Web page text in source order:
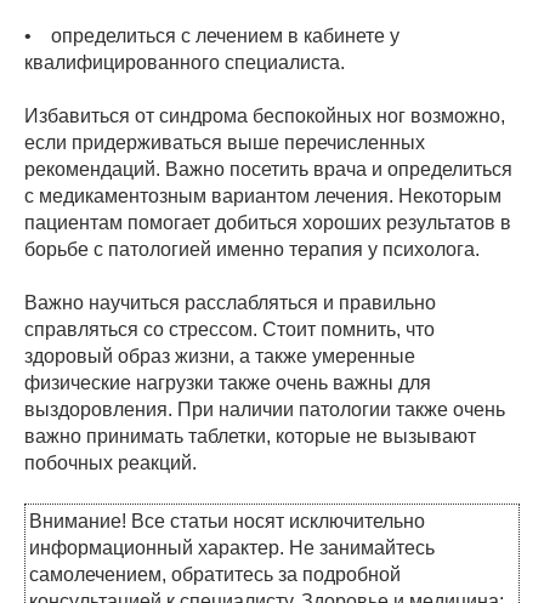
• определиться с лечением в кабинете у
квалифицированного специалиста.
Избавиться от синдрома беспокойных ног возможно,
если придерживаться выше перечисленных
рекомендаций. Важно посетить врача и определиться
с медикаментозным вариантом лечения. Некоторым
пациентам помогает добиться хороших результатов в
борьбе с патологией именно терапия у психолога.
Важно научиться расслабляться и правильно
справляться со стрессом. Стоит помнить, что
здоровый образ жизни, а также умеренные
физические нагрузки также очень важны для
выздоровления. При наличии патологии также очень
важно принимать таблетки, которые не вызывают
побочных реакций.
Внимание! Все статьи носят исключительно
информационный характер. Не занимайтесь
самолечением, обратитесь за подробной